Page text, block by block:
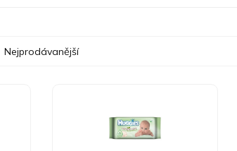
Nejprodávanější